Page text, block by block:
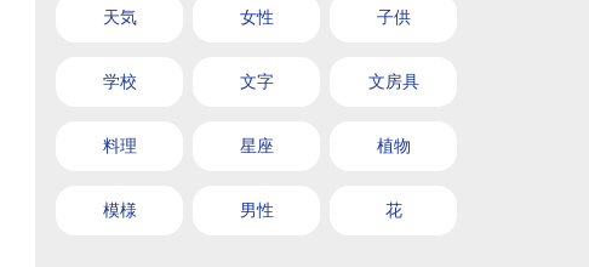
天気 女性 子供
学校 文字 文房具
料理 星座 植物
模様 男性 花